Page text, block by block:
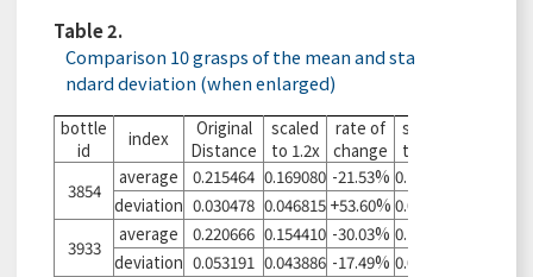
Table 2.
Comparison 10 grasps of the mean and sta
ndard deviation (when enlarged)
bottle
id
index
Original
Distance
scaled
to 1.2x
rate of
change
scaled
to 1.5x
3854
average 0.215464 0.169080 -21.53% 0.120058
deviation 0.030478 0.046815 +53.60% 0.036802
3933
average 0.220666 0.154410 -30.03% 0.123312
deviation 0.053191 0.043886 -17.49% 0.034314